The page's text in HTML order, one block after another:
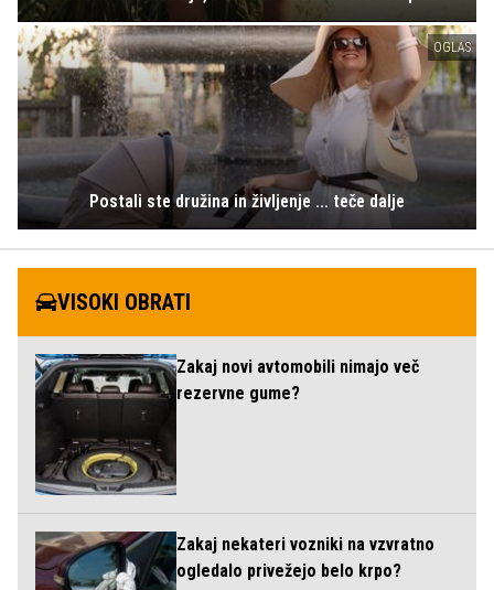
OGLAS
Postali ste družina in življenje ... teče dalje
VISOKI OBRATI
Zakaj novi avtomobili nimajo več
rezervne gume?
Zakaj nekateri vozniki na vzvratno
ogledalo privežejo belo krpo?